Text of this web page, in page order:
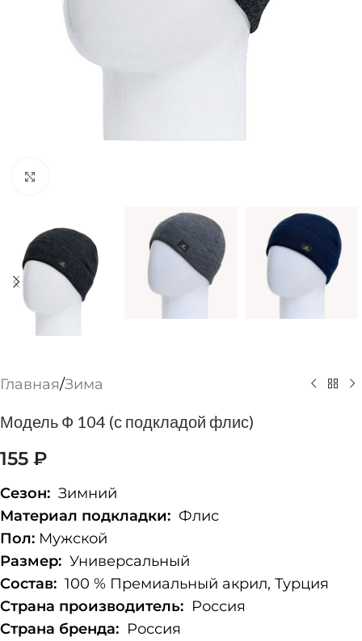
Главная/Зима
Модель Ф 104 (с подкладой флис)
155 ₽
Сезон: Зимний
Материал подкладки: Флис
Пол: Мужской
Размер: Универсальный
Состав: 100 % Премиальный акрил, Турция
Страна производитель: Россия
Страна бренда: Россия